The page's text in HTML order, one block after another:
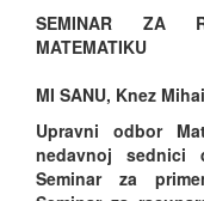
SEMINAR ZA
MATEMATIKU
MI SANU, Knez
Upravni odbor
nedavnoj sednici
Seminar za